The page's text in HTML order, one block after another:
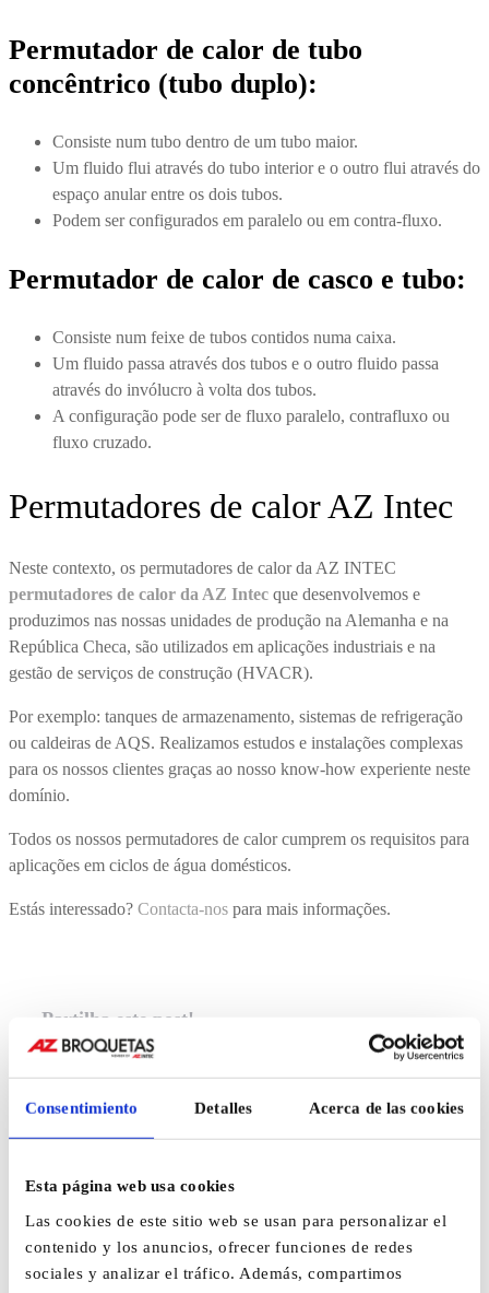
Consentimiento Detalles Acerca de las cookies
Esta página web usa cookies
Las cookies de este sitio web se usan para personalizar el
contenido y los anuncios, ofrecer funciones de redes
sociales y analizar el tráfico. Además, compartimos
Permutador de calor de tubo
concêntrico (tubo duplo):
Consiste num tubo dentro de um tubo maior.
Um fluido flui através do tubo interior e o outro flui através do
espaço anular entre os dois tubos.
Podem ser configurados em paralelo ou em contra-fluxo.
Permutador de calor de casco e tubo:
Consiste num feixe de tubos contidos numa caixa.
Um fluido passa através dos tubos e o outro fluido passa
através do invólucro à volta dos tubos.
A configuração pode ser de fluxo paralelo, contrafluxo ou
fluxo cruzado.
Permutadores de calor AZ Intec
Neste contexto, os permutadores de calor da AZ INTEC
permutadores de calor da AZ Intec que desenvolvemos e
produzimos nas nossas unidades de produção na Alemanha e na
República Checa, são utilizados em aplicações industriais e na
gestão de serviços de construção (HVACR).
Por exemplo: tanques de armazenamento, sistemas de refrigeração
ou caldeiras de AQS. Realizamos estudos e instalações complexas
para os nossos clientes graças ao nosso know-how experiente neste
domínio.
Todos os nossos permutadores de calor cumprem os requisitos para
aplicações em ciclos de água domésticos.
Estás interessado? Contacta-nos para mais informações.
Partilha este post!
X